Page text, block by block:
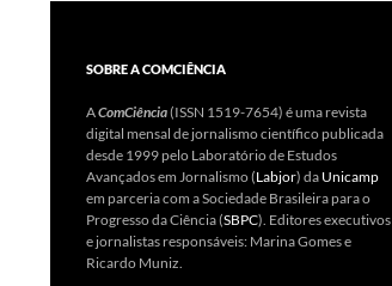
SOBRE A COMCIÊNCIA
AComCiência(ISSN 1519-7654) é uma revista
digital mensal de jornalismo científico publicada
desde 1999 pelo Laboratório de Estudos
Avançados em Jornalismo (Labjor) da Unicamp
em parceria com a Sociedade Brasileira para o
Progresso da Ciência (SBPC). Editores executivos
e jornalistas responsáveis: Marina Gomes e
Ricardo Muniz.